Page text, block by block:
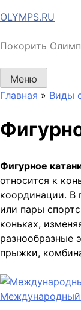
Перейти
содержимому
OLYMPS.RU
Покорить
Меню
Главная » Виды
Фигурное
относится к
координации. В
или пары
коньках,
разнообразные
прыжки,
Международный